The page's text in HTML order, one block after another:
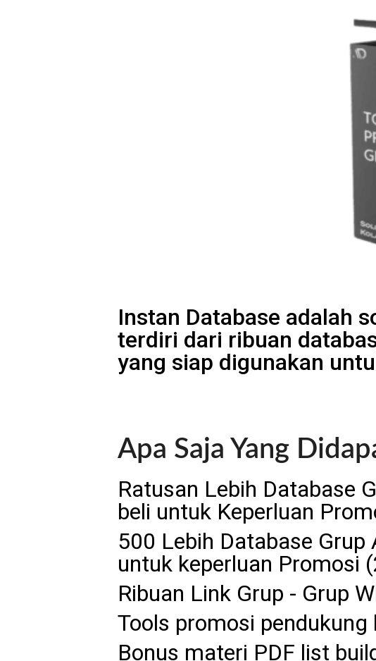
Instan Database adalah
terdiri dari ribuan
yang siap digunakan
Apa Saja Yang
Ratusan Lebih Database
beli untuk Keperluan
500 Lebih Database Grup
untuk keperluan Promosi
Ribuan Link Grup - Grup
Tools promosi pendukung
Bonus materi PDF list